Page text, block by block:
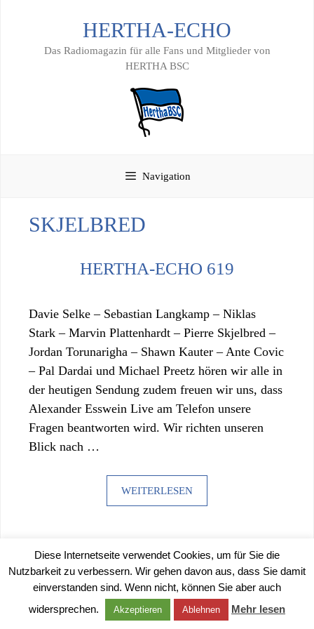
HERTHA-ECHO
Das Radiomagazin für alle Fans und Mitglieder von
HERTHA BSC
Navigation
SKJELBRED
HERTHA-ECHO 619
Davie Selke – Sebastian Langkamp – Niklas
Stark – Marvin Plattenhardt – Pierre Skjelbred –
Jordan Torunarigha – Shawn Kauter – Ante Covic
– Pal Dardai und Michael Preetz hören wir alle in
der heutigen Sendung zudem freuen wir uns, dass
Alexander Esswein Live am Telefon unsere
Fragen beantworten wird. Wir richten unseren
Blick nach …
WEITERLESEN
IMPRESSUM|DATENSCHUTZERKLÄRUNG
Diese Internetseite verwendet Cookies, um für Sie die
Nutzbarkeit zu verbessern. Wir gehen davon aus, dass Sie damit
einverstanden sind. Wenn nicht, können Sie aber auch
widersprechen.
Akzeptieren Ablehnen Mehr lesen